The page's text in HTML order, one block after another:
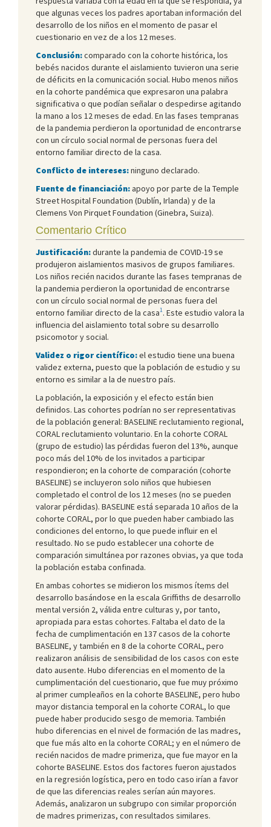
que algunas veces los padres aportaban información del
desarrollo de los niños en el momento de pasar el
cuestionario en vez de a los 12 meses.
Conclusión:comparado con la cohorte histórica, los
bebés nacidos durante el aislamiento tuvieron una serie
de déficits en la comunicación social. Hubo menos niños
en la cohorte pandémica que expresaron una palabra
significativa o que podían señalar o despedirse agitando
la mano a los 12 meses de edad. En las fases tempranas
de la pandemia perdieron la oportunidad de encontrarse
con un círculo social normal de personas fuera del
entorno familiar directo de la casa.
Conflicto de intereses:ninguno declarado.
Fuente de financiación:apoyo por parte de la Temple
Street Hospital Foundation (Dublín, Irlanda) y de la
Clemens Von Pirquet Foundation (Ginebra, Suiza).
Comentario Crítico
Justificación:durante la pandemia de COVID-19 se
produjeron aislamientos masivos de grupos familiares.
Los niños recién nacidos durante las fases tempranas de
la pandemia perdieron la oportunidad de encontrarse
con un círculo social normal de personas fuera del
entorno familiar directo de la casa1. Este estudio valora la
influencia del aislamiento total sobre su desarrollo
psicomotor y social.
Validez o rigor científico:el estudio tiene una buena
validez externa, puesto que la población de estudio y su
entorno es similar a la de nuestro país.
La población, la exposición y el efecto están bien
definidos. Las cohortes podrían no ser representativas
de la población general: BASELINE reclutamiento regional,
CORAL reclutamiento voluntario. En la cohorte CORAL
(grupo de estudio) las pérdidas fueron del 13%, aunque
poco más del 10% de los invitados a participar
respondieron; en la cohorte de comparación (cohorte
BASELINE) se incluyeron solo niños que hubiesen
completado el control de los 12 meses (no se pueden
valorar pérdidas). BASELINE está separada 10 años de la
cohorte CORAL, por lo que pueden haber cambiado las
condiciones del entorno, lo que puede influir en el
resultado. No se pudo establecer una cohorte de
comparación simultánea por razones obvias, ya que toda
la población estaba confinada.
En ambas cohortes se midieron los mismos ítems del
desarrollo basándose en la escala Griffiths de desarrollo
mental versión 2, válida entre culturas y, por tanto,
apropiada para estas cohortes. Faltaba el dato de la
fecha de cumplimentación en 137 casos de la cohorte
BASELINE, y también en 8 de la cohorte CORAL, pero
realizaron análisis de sensibilidad de los casos con este
dato ausente. Hubo diferencias en el momento de la
cumplimentación del cuestionario, que fue muy próximo
al primer cumpleaños en la cohorte BASELINE, pero hubo
mayor distancia temporal en la cohorte CORAL, lo que
puede haber producido sesgo de memoria. También
hubo diferencias en el nivel de formación de las madres,
que fue más alto en la cohorte CORAL; y en el número de
recién nacidos de madre primeriza, que fue mayor en la
cohorte BASELINE. Estos dos factores fueron ajustados
en la regresión logística, pero en todo caso irían a favor
de que las diferencias reales serían aún mayores.
Además, analizaron un subgrupo con similar proporción
de madres primerizas, con resultados similares.